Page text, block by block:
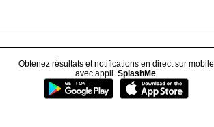
Obtenez résultats et notifications en direct sur mobile
avec appli. SplashMe.